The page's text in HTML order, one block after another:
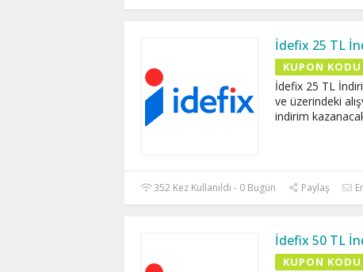
İdefix 25 TL
KUPON KODU
İdefix 25 TL
ve üzerindeki
indirim
352 Kez Kullanıldı - 0 Bugün Paylaş
İdefix 50 TL
KUPON KODU